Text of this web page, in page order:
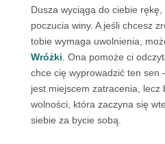
Dusza wyciąga do ciebie rękę,
poczucia winy. A jeśli chcesz
tobie wymaga uwolnienia,
Wróżki . Ona pomoże ci
chce cię wyprowadzić ten sen
jest miejscem zatracenia, lecz
wolności, która zaczyna się
siebie za bycie sobą.